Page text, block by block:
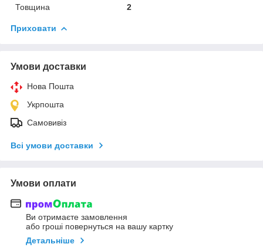
Товщина
2
Приховати
Умови доставки
Нова Пошта
Укрпошта
Самовивіз
Всі умови доставки
Умови оплати
Ви отримаєте замовлення
або гроші повернуться на вашу картку
Детальніше